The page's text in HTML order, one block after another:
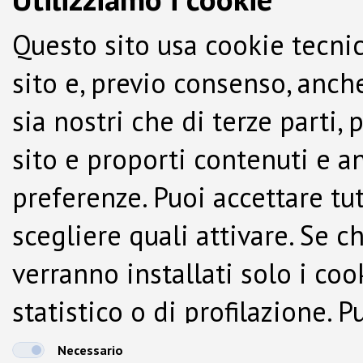
Questo sito usa cookie
sito e, previo consenso,
sia nostri che di terze parti,
sito e proporti contenuti e
preferenze. Puoi accettare
scegliere quali attivare. Se
verranno installati solo i
statistico o di profilazione.
dalla Cookie Policy.
Necessario